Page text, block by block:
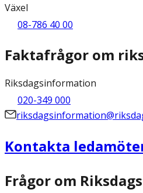
Växel
08-786 40 00
Faktafrågor om
Riksdagsinformation
020-349 000
Kontakta
Frågor om